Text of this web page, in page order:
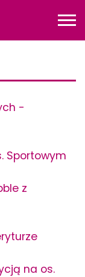
-
Sportowym
z
na os.